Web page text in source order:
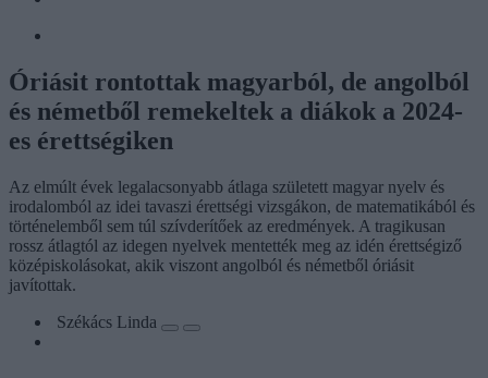
Óriásit rontottak magyarból, de angolból
és németből remekeltek a diákok a 2024-
es érettségiken
Az elmúlt évek legalacsonyabb átlaga született magyar nyelv és
irodalomból az idei tavaszi érettségi vizsgákon, de matematikából és
történelemből sem túl szívderítőek az eredmények. A tragikusan
rossz átlagtól az idegen nyelvek mentették meg az idén érettségiző
középiskolásokat, akik viszont angolból és németből óriásit
javítottak.
Székács Linda